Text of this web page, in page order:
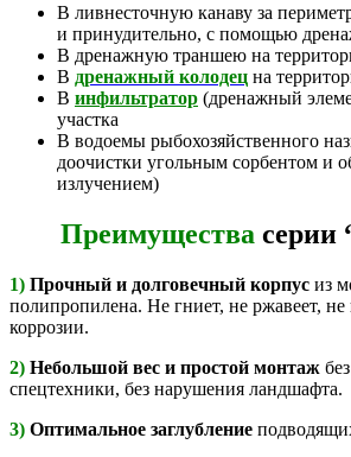
В ливнесточную канаву за
и принудительно, с помощью
В дренажную траншею на
В дренажный колодец на
В инфильтратор (дренажный
участка
В водоемы рыбохозяйственного
доочистки угольным сорбентом и
излучением)
Преимущества серии
1) Прочный и долговечный корпус из
полипропилена. Не гниет, не ржавеет, не
коррозии.
2) Небольшой вес и простой монтаж
спецтехники, без нарушения ландшафта.
3) Оптимальное заглубление